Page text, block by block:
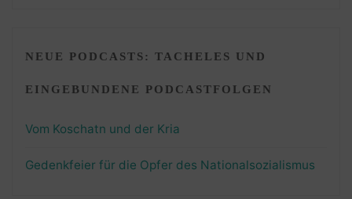
NEUE PODCASTS: TACHELES UND
EINGEBUNDENE PODCASTFOLGEN
Vom Koschatn und der Kria
Gedenkfeier für die Opfer des Nationalsozialismus